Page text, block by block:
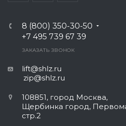
8 (800) 350-30-50
+7 495 739 67 39
ЗАКАЗАТЬ ЗВОНОК
lift@shlz.ru
zip@shlz.ru
108851, город Москва,
Щербинка город,
стр.2